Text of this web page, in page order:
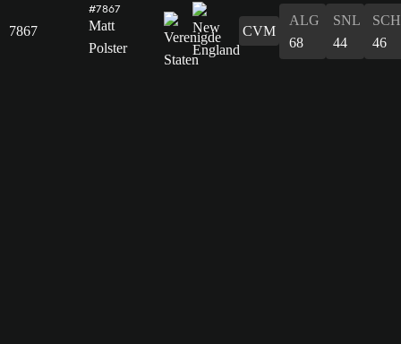
7867
#7867
Matt
Polster
CVM
ALG
68
SNL
44
SCH
46